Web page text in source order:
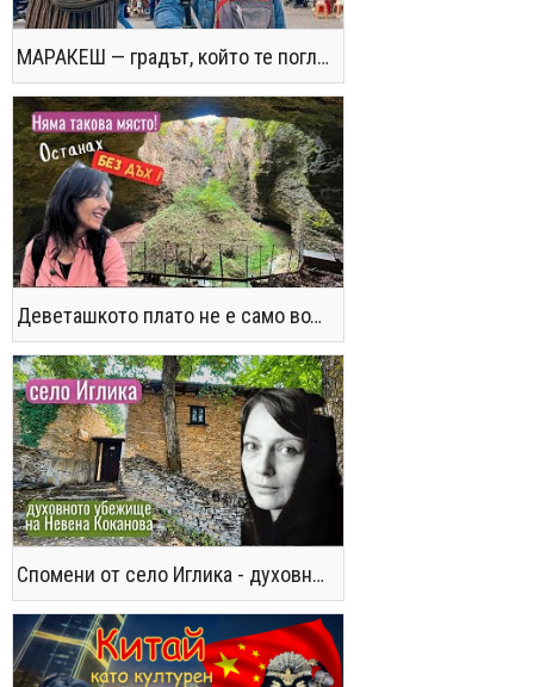
МАРАКЕШ — градът, който те поглъща без предупреждение
Деветашкото плато не е само водопади и пещери - последвайте ме!
Спомени от село Иглика - духовното убежище на Невена Коканова